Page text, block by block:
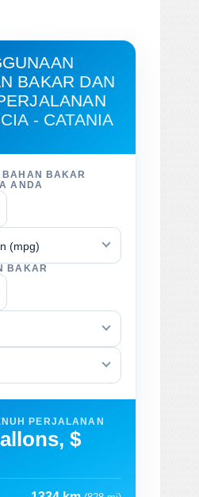
BAKAR DAN
- CATANIA
BAHAN BAKAR
ANDA
(mpg)
BAKAR
PERJALANAN
$